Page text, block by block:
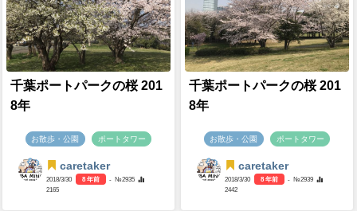
千葉ポートパークの桜 201
8年
お散歩・公園 ポートタワー
caretaker
2018/3/30 8 年前
- №2935
2165
千葉ポートパークの桜 201
8年
お散歩・公園 ポートタワー
caretaker
2018/3/30 8 年前
- №2939
2442